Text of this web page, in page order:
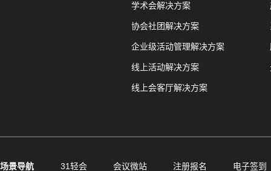
学术会解决方案
协会社团解决方案
企业级活动管理解决方案
线上活动解决方案
线上会客厅解决方案
场景导航 31轻会 会议微站 注册报名 电子签到